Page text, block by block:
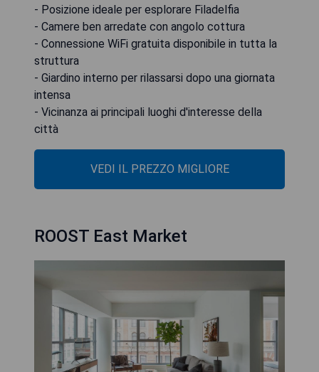
- Posizione ideale per esplorare Filadelfia
- Camere ben arredate con angolo cottura
- Connessione WiFi gratuita disponibile in tutta la
struttura
- Giardino interno per rilassarsi dopo una giornata
intensa
- Vicinanza ai principali luoghi d'interesse della
città
VEDI IL PREZZO MIGLIORE
ROOST East Market